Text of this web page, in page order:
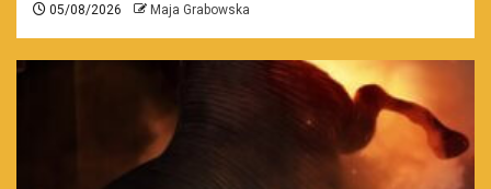
05/08/2026 Maja Grabowska